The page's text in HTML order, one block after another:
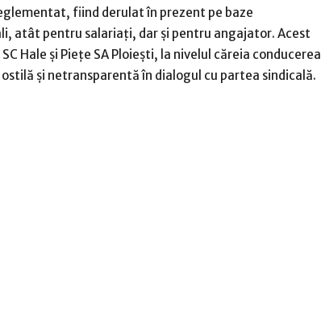
fiind derulat în prezent pe baze
atât pentru salariați, dar și pentru angajator. Acest
Hale și Piețe SA Ploiești, la nivelul căreia conducerea
și netransparentă în dialogul cu partea sindicală.